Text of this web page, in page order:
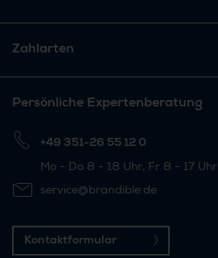
Zahlarten
Persönliche Expertenberatung
+49 351-26 55 12 0
Mo - Do 8 - 18 Uhr, Fr 8 - 17 Uhr
service@brandible.de
Kontaktformular